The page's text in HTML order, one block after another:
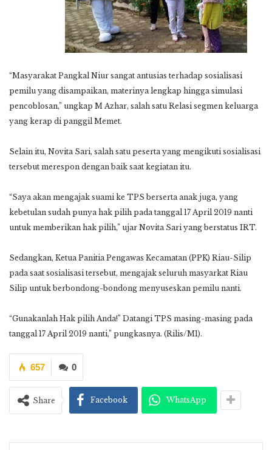
“Masyarakat Pangkal Niur sangat antusias terhadap sosialisasi
pemilu yang disampaikan, materinya lengkap hingga simulasi
pencoblosan,” ungkap M Azhar, salah satu Relasi segmen keluarga
yang kerap di panggil Memet.
Selain itu, Novita Sari, salah satu peserta yang mengikuti sosialisasi
tersebut merespon dengan baik saat kegiatan itu.
“Saya akan mengajak suami ke TPS berserta anak juga, yang
kebetulan sudah punya hak pilih pada tanggal 17 April 2019 nanti
untuk memberikan hak pilih,” ujar Novita Sari yang berstatus IRT.
Sedangkan, Ketua Panitia Pengawas Kecamatan (PPK) Riau-Silip
pada saat sosialisasi tersebut, mengajak seluruh masyarkat Riau
Silip untuk berbondong-bondong menyuseskan pemilu nanti.
“Gunakanlah Hak pilih Anda!” Datangi TPS masing-masing pada
tanggal 17 April 2019 nanti,” pungkasnya. (Rilis/M1).
0
657
Share Facebook WhatsApp